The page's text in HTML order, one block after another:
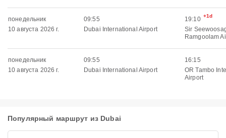
понедельник
10 августа 2026 г.
09:55
Dubai International Airport
19:10 +1d
Sir
Ramgoolam
понедельник
10 августа 2026 г.
09:55
Dubai International Airport
16:15
OR Tambo
Airport
Популярный маршрут из Dubai